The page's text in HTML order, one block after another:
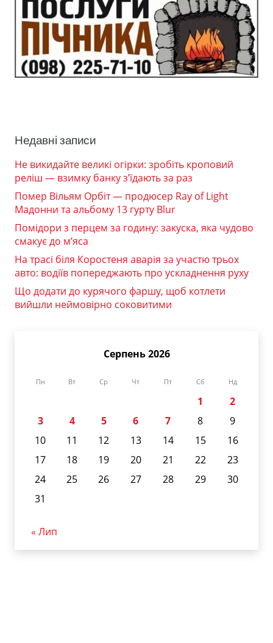
Недавні записи
Не викидайте великі огірки: зробіть кроповий
реліш — взимку банку з’їдають за раз
Помер Вільям Орбіт — продюсер Ray of Light
Мадонни та альбому 13 гурту Blur
Помідори з перцем за годину: закуска, яка чудово
смакує до м’яса
На трасі біля Коростеня аварія за участю трьох
авто: водіїв попереджають про ускладнення руху
Що додати до курячого фаршу, щоб котлети
вийшли неймовірно соковитими
Серпень 2026
Пн Вт Ср Чт Пт Сб Нд
1
2
3
4 5 6 7 8
9
10
11 12 13 14 15
16
17
18 19 20 21 22
23
24
25 26 27 28 29
30
31
« Лип